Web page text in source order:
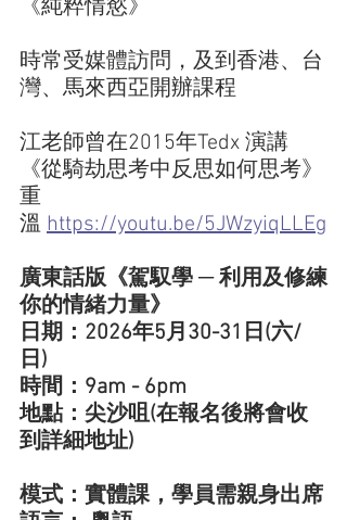
《純粹情慾》
時常受媒體訪問，及到香港、台
灣、馬來西亞開辦課程
江老師曾在2015年Tedx 演講
《從騎劫思考中反思如何思考》
重
溫 https://youtu.be/5JWzyiqLLEg
廣東話版《駕馭學 ─ 利用及修練
你的情緒力量》
日期：2026年5月30-31日(六/
日)
時間：9am - 6pm
地點：尖沙咀(在報名後將會收
到詳細地址)
模式：實體課，學員需親身出席